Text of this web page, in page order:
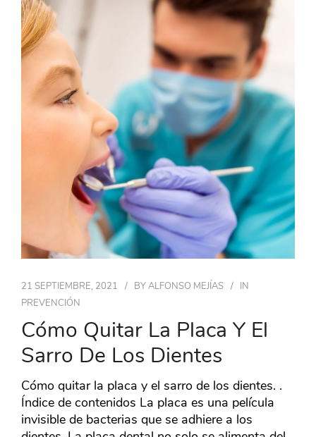
21 SEPTIEMBRE, 2021 BYALFONSO MEJÍAS
IN
PREVENCIÓN
Cómo Quitar La Placa Y El
Sarro De Los Dientes
Cómo quitar la placa y el sarro de los dientes. .
Índice de contenidos La placa es una película
invisible de bacterias que se adhiere a los